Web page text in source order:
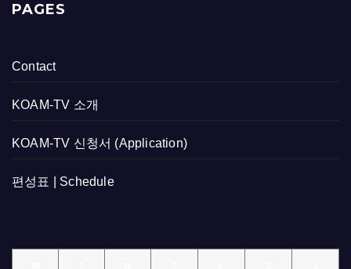
PAGES
Contact
KOAM-TV 소개
KOAM-TV 신청서 (Application)
편성표 | Schedule